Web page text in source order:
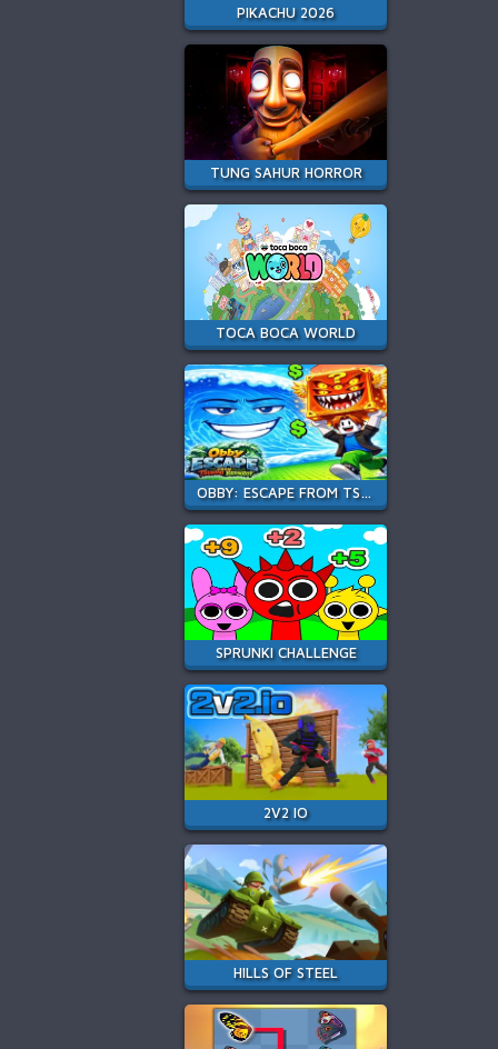
PIKACHU 2026
TUNG SAHUR HORROR
TOCA BOCA WORLD
OBBY: ESCAPE FROM TSUNAMI BRAINROT
SPRUNKI CHALLENGE
2V2 IO
HILLS OF STEEL